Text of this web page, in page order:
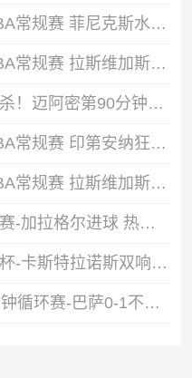
2026年08月10日 WNBA常规赛 菲尼克斯水星 75 - 95 华盛顿神秘人 全场集锦
2026年08月10日 WNBA常规赛 拉斯维加斯王牌 71 - 111 纽约自由人 全场集锦
2026年08月09日 遭绝杀！迈阿密第90分钟丢球1-2蒙特雷 德保罗破门展示梅西球衣
2026年08月09日 WNBA常规赛 印第安纳狂热 90 - 86 芝加哥天空 全场集锦
2026年08月09日 WNBA常规赛 拉斯维加斯王牌 87 - 98 明尼苏达山猫 全场集锦
2026年08月09日 友谊赛-加拉格尔进球 热刺1-1赫塔费
2026年08月09日 联赛杯-卡斯特拉诺斯双响 西汉姆联3-1朴茨茅斯
2026年08月09日 45分钟循环赛-巴萨0-1不敌乌迪内斯无缘冠军 巴约挑射绝杀